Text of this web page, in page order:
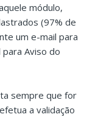
módulo,
(97% de
um e-mail para
Aviso do
sempre que for
a validação